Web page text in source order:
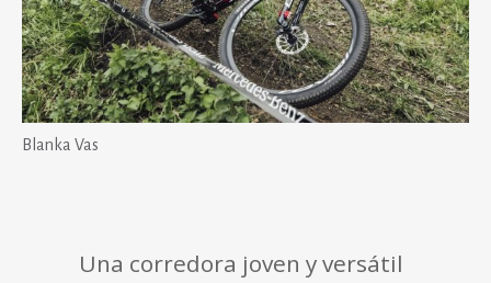
Blanka Vas
Una corredora joven y versátil